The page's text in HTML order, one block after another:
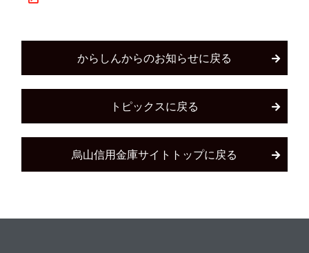
からしんからのお知らせに戻る
トピックスに戻る
烏山信用金庫サイトトップに戻る